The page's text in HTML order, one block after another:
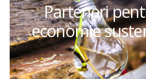
Parteneri
economie